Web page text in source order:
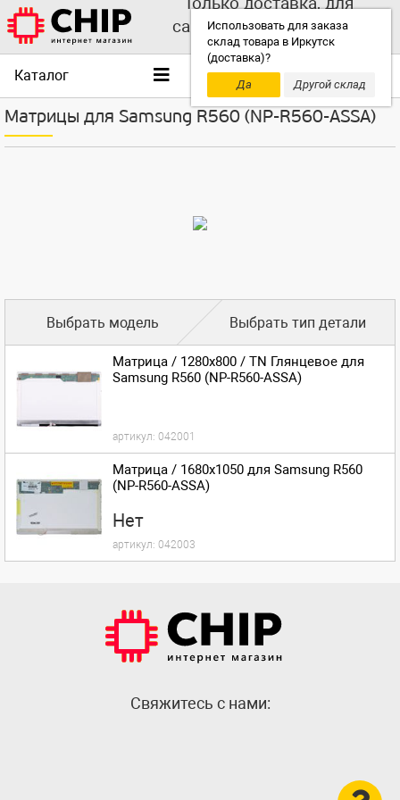
Использовать для заказа
склад товара в Иркутск
(доставка)?
Да
Другой склад
самовывоза выбирайте
другой склад!
Каталог
Матрицы для Samsung R560 (NP-R560-ASSA)
Выбрать модель Выбрать тип детали
Матрица / 1280x800 / TN Глянцевое для
Samsung R560 (NP-R560-ASSA)
артикул: 042001
Матрица / 1680x1050 для Samsung R560
(NP-R560-ASSA)
Нет
артикул: 042003
Cвяжитесь с нами: